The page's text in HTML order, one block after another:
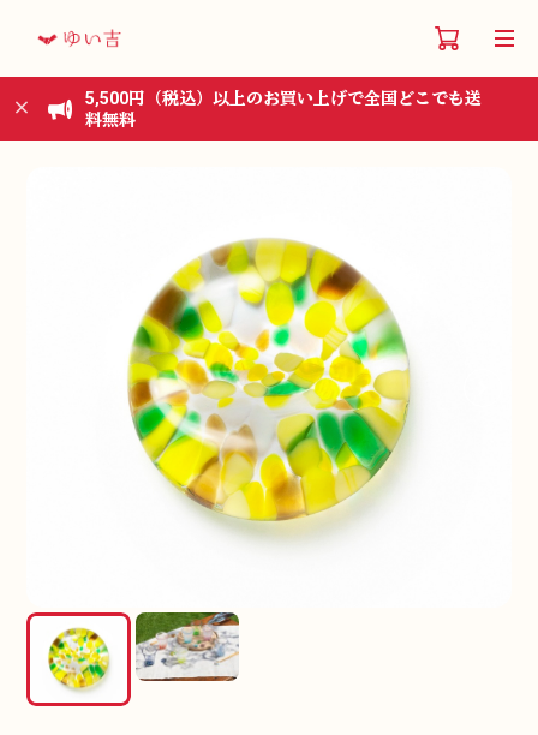
5,500円（税込）以上のお買い上げで全国どこでも送
料無料